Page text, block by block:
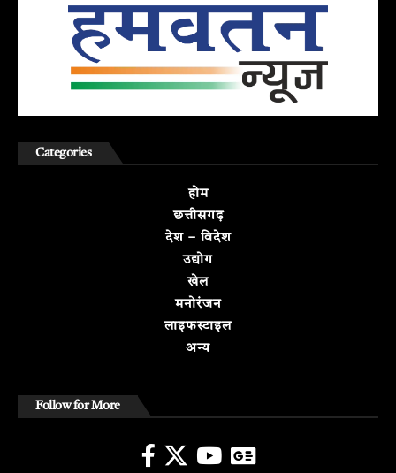
Categories
होम
छत्तीसगढ़
देश – विदेश
उद्योग
खेल
मनोरंजन
लाइफस्टाइल
अन्य
Follow for More